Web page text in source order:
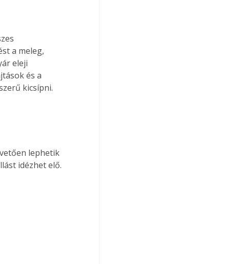
a meleg,
eleji
és a
kicsípni.
lephetik
idézhet elő.